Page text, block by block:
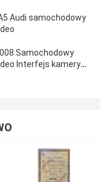
Audi samochodowy
Samochodowy
Interfejs kamery